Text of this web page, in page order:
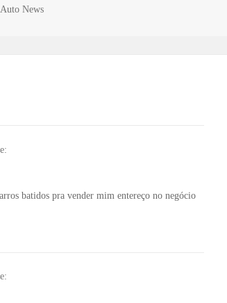
Auto News
batidos pra vender mim entereço no negócio